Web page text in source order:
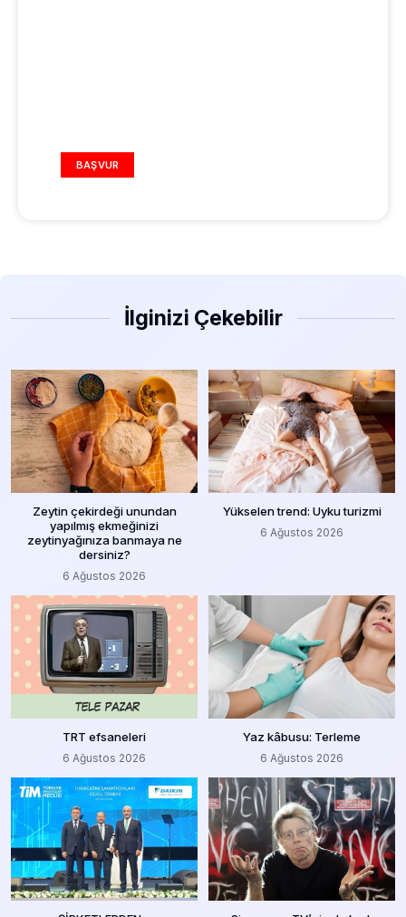
BAŞVUR
İlginizi Çekebilir
Zeytin çekirdeği unundan
yapılmış ekmeğinizi
zeytinyağınıza banmaya ne
dersiniz?
6 Ağustos 2026
Yükselen trend: Uyku turizmi
6 Ağustos 2026
TRT efsaneleri
6 Ağustos 2026
Yaz kâbusu: Terleme
6 Ağustos 2026